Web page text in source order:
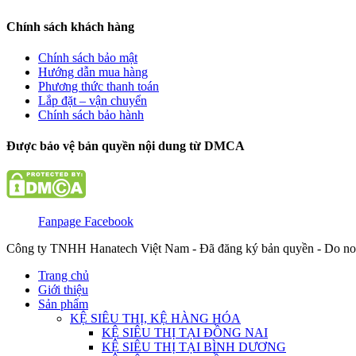
Chính sách khách hàng
Chính sách bảo mật
Hướng dẫn mua hàng
Phương thức thanh toán
Lắp đặt – vận chuyển
Chính sách bảo hành
Được bảo vệ bản quyền nội dung từ DMCA
Fanpage Facebook
Công ty TNHH Hanatech Việt Nam - Đã đăng ký bản quyền - Do
Trang chủ
Giới thiệu
Sản phẩm
KỆ SIÊU THỊ, KỆ HÀNG HÓA
KỆ SIÊU THỊ TẠI ĐỒNG NAI
KỆ SIÊU THỊ TẠI BÌNH DƯƠNG